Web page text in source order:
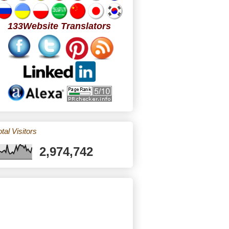
133Website Translators
Visitors
2,974,742